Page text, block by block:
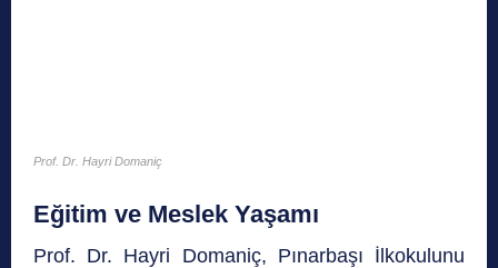
Prof. Dr. Hayri Domaniç
Eğitim ve Meslek Yaşamı
Prof. Dr. Hayri Domaniç, Pınarbaşı İlkokulunu